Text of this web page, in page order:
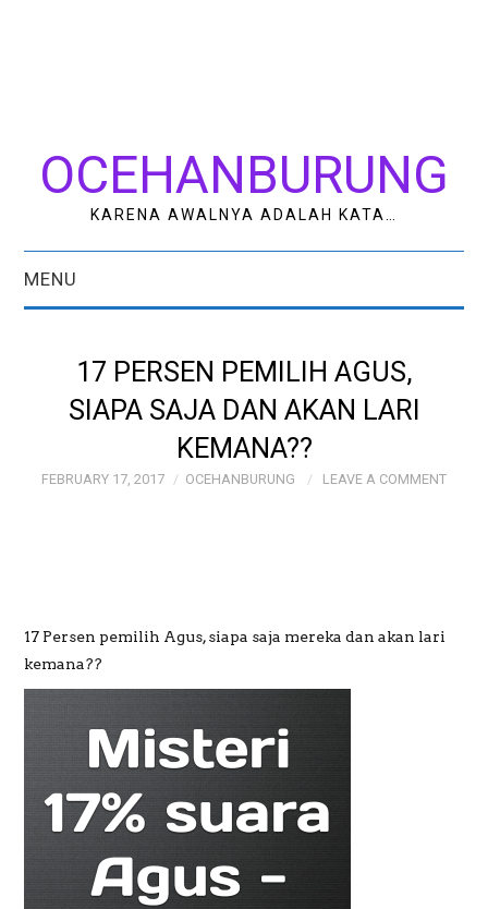
OCEHANBURUNG
KARENA AWALNYA ADALAH KATA…
MENU
GALERI MEME
PRICE LIST AK
STUDIO BOGOR
WEDDING AND
17 PERSEN PEMILIH AGUS,
SIAPA SAJA DAN AKAN LARI
KEMANA??
FEBRUARY 17, 2017 OCEHANBURUNG LEAVE A COMMENT
17 Persen pemilih Agus, siapa saja mereka dan akan lari
kemana??